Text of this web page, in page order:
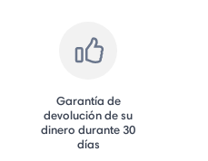
Garantía de
devolución de su
dinero durante 30
días